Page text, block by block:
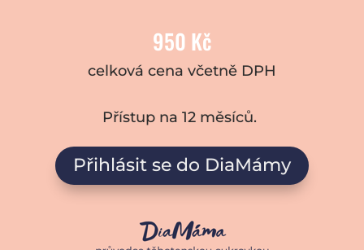
950 Kč
celková cena včetně DPH
Přístup na 12 měsíců.
Přihlásit se do DiaMámy